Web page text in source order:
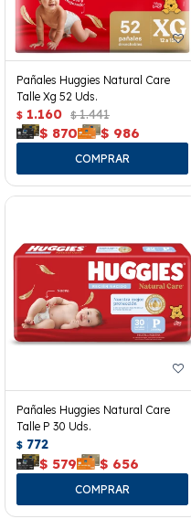
Pañales Huggies Natural Care
Talle Xg 52 Uds.
$ 1.160 $ 1.441
$ 870 $ 986
Pañales Huggies Natural Care
Talle P 30 Uds.
$ 772
$ 579 $ 656